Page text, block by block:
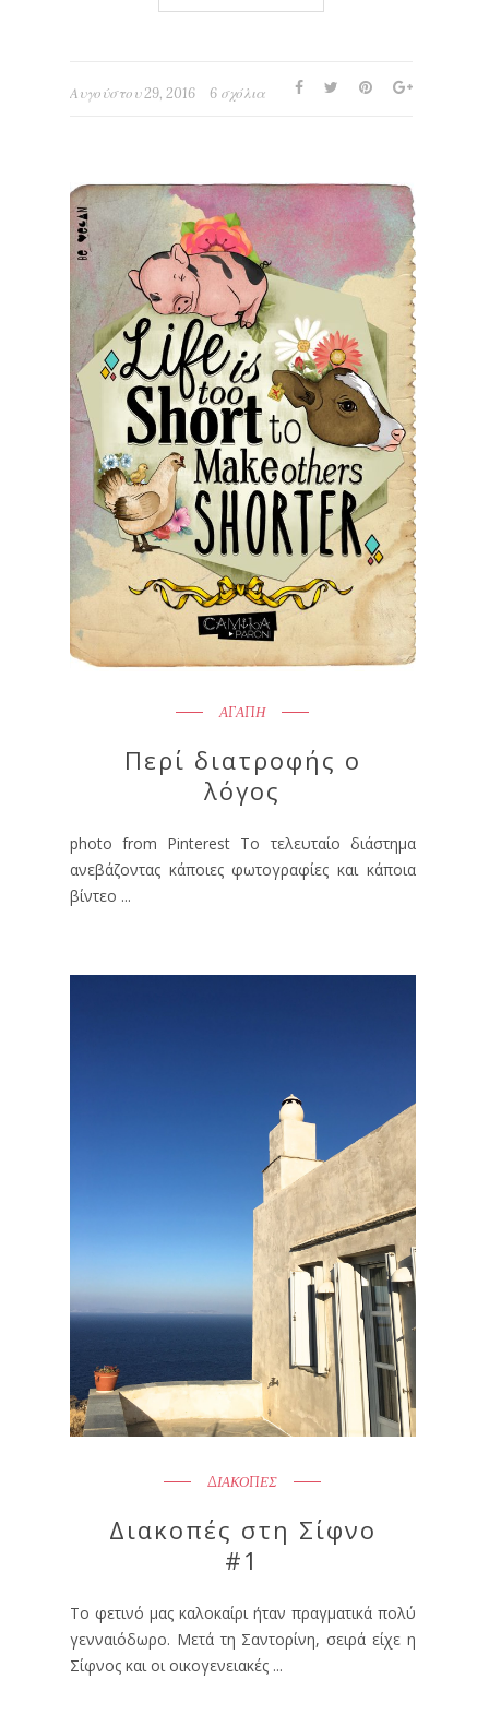
Αυγούστου 29, 2016 6 σχόλια
ΑΓΑΠΗ
Περί διατροφής ο
λόγος
photo from Pinterest Το τελευταίο διάστημα
ανεβάζοντας κάποιες φωτογραφίες και κάποια
βίντεο ...
ΔΙΑΚΟΠΕΣ
Διακοπές στη Σίφνο
#1
Το φετινό μας καλοκαίρι ήταν πραγματικά πολύ
γενναιόδωρο. Μετά τη Σαντορίνη, σειρά είχε η
Σίφνος και οι οικογενειακές ...